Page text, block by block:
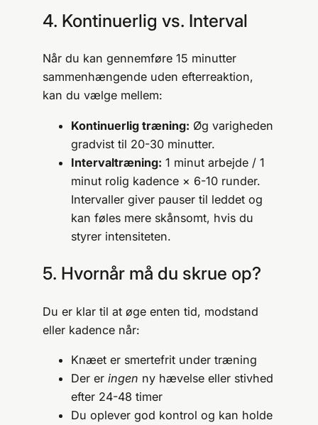
4. Kontinuerlig vs. Interval
Når du kan gennemføre 15 minutter
sammenhængende uden efterreaktion,
kan du vælge mellem:
Kontinuerlig træning: Øg varigheden
gradvist til 20-30 minutter.
Intervaltræning: 1 minut arbejde / 1
minut rolig kadence × 6-10 runder.
Intervaller giver pauser til leddet og
kan føles mere skånsomt, hvis du
styrer intensiteten.
5. Hvornår må du skrue op?
Du er klar til at øge enten tid, modstand
eller kadence når:
Knæet er smertefrit under træning
Der er ingen ny hævelse eller stivhed
efter 24-48 timer
Du oplever god kontrol og kan holde